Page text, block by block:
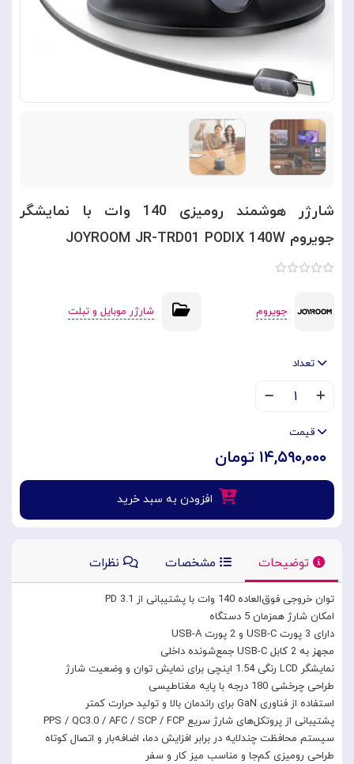
شارژر هوشمند رومیزی 140 وات با نمایشگر
جویروم JOYROOM JR-TRD01 PODIX 140W
جویروم شارژر موبایل و تبلت
تعداد
۱
قیمت
۱۴,۵۹۰,۰۰۰ تومان
افزودن به سبد خرید
توضیحات مشخصات نظرات
توان خروجی فوق‌العاده 140 وات با پشتیبانی از PD 3.1
امکان شارژ همزمان 5 دستگاه
دارای 3 پورت USB-C و 2 پورت USB-A
مجهز به 2 کابل USB-C جمع‌شونده داخلی
نمایشگر LCD رنگی 1.54 اینچی برای نمایش توان و وضعیت شارژ
طراحی چرخشی 180 درجه با پایه مغناطیسی
استفاده از فناوری GaN برای راندمان بالا و تولید حرارت کمتر
پشتیبانی از پروتکل‌های شارژ سریع PPS / QC3.0 / AFC / SCP / FCP
سیستم محافظت چندلایه در برابر افزایش دما، اضافه‌بار و اتصال کوتاه
طراحی رومیزی کم‌جا و مناسب میز کار و سفر